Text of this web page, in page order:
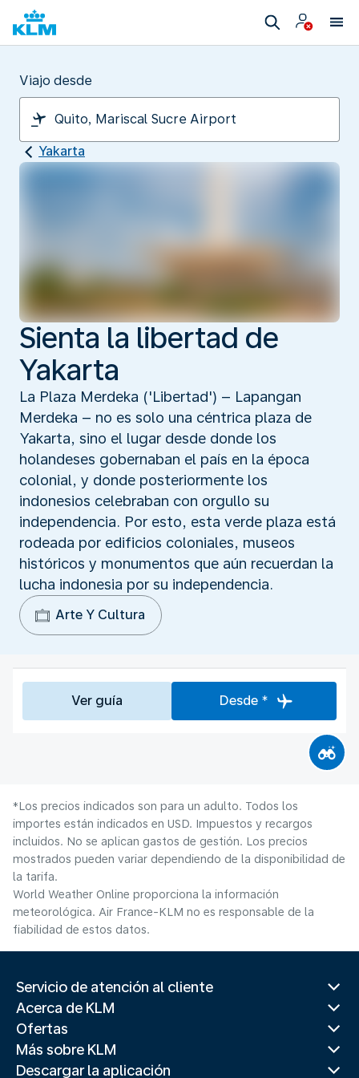
Viajo desde
Yakarta
Sienta la libertad de
Yakarta
La Plaza Merdeka ('Libertad') – Lapangan
Merdeka – no es solo una céntrica plaza de
Yakarta, sino el lugar desde donde los
holandeses gobernaban el país en la época
colonial, y donde posteriormente los
indonesios celebraban con orgullo su
independencia. Por esto, esta verde plaza está
rodeada por edificios coloniales, museos
históricos y monumentos que aún recuerdan la
lucha indonesia por su independencia.
Arte Y Cultura
Ver guía Desde *
*Los precios indicados son para un adulto. Todos los
importes están indicados en USD. Impuestos y recargos
incluidos. No se aplican gastos de gestión. Los precios
mostrados pueden variar dependiendo de la disponibilidad de
la tarifa.
World Weather Online proporciona la información
meteorológica. Air France-KLM no es responsable de la
fiabilidad de estos datos.
Servicio de atención al cliente
Acerca de KLM
Ofertas
Más sobre KLM
Descargar la aplicación